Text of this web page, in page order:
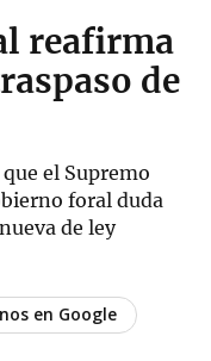
reafirma
de
el Supremo
foral duda
de ley
en Google